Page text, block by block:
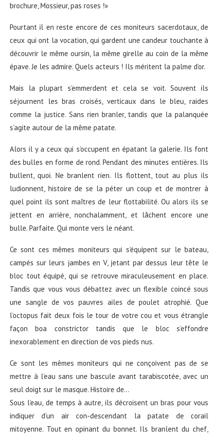
brochure, Mossieur, pas roses !»
Pourtant il en reste encore de ces moniteurs sacerdotaux, de
ceux qui ont la vocation, qui gardent une candeur touchante à
découvrir le même oursin, la même girelle au coin de la même
épave. Je les admire. Quels acteurs ! Ils méritent la palme d’or.
Mais la plupart s’emmerdent et cela se voit. Souvent ils
séjournent les bras croisés, verticaux dans le bleu, raides
comme la justice. Sans rien branler, tandis que la palanquée
s’agite autour de la même patate.
Alors il y a ceux qui s’occupent en épatant la galerie. Ils font
des bulles en forme de rond. Pendant des minutes entières. Ils
bullent, quoi. Ne branlent rien. Ils flottent, tout au plus ils
ludionnent, histoire de se la péter un coup et de montrer à
quel point ils sont maîtres de leur flottabilité. Ou alors ils se
jettent en arrière, nonchalamment, et lâchent encore une
bulle. Parfaite. Qui monte vers le néant.
Ce sont ces mêmes moniteurs qui s’équipent sur le bateau,
campés sur leurs jambes en V, jetant par dessus leur tête le
bloc tout équipé, qui se retrouve miraculeusement en place.
Tandis que vous vous débattez avec un flexible coincé sous
une sangle de vos pauvres ailes de poulet atrophié. Que
l’octopus fait deux fois le tour de votre cou et vous étrangle
façon boa constrictor tandis que le bloc s’effondre
inexorablement en direction de vos pieds nus.
Ce sont les mêmes moniteurs qui ne conçoivent pas de se
mettre à l’eau sans une bascule avant tarabiscotée, avec un
seul doigt sur le masque. Histoire de…
Sous l’eau, de temps à autre, ils décroisent un bras pour vous
indiquer d’un air con-descendant la patate de corail
mitoyenne. Tout en opinant du bonnet. Ils branlent du chef,